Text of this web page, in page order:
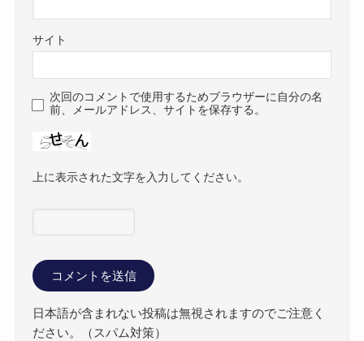
サイト
次回のコメントで使用するためブラウザーに自分の名
前、メールアドレス、サイトを保存する。
上に表示された文字を入力してください。
日本語が含まれない投稿は無視されますのでご注意く
ださい。（スパム対策）